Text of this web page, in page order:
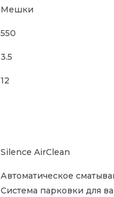
Мешки
550
3.5
12
Silence AirClean
Автоматическое
Система парковки для